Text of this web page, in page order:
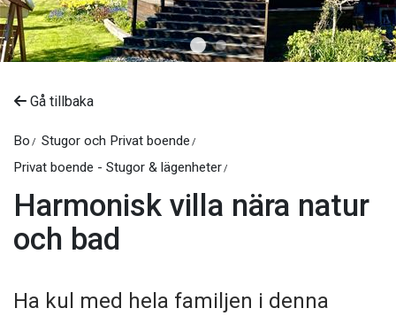
Gå tillbaka
Bo
Stugor och Privat boende
Privat boende - Stugor & lägenheter
Harmonisk villa nära natur
och bad
Ha kul med hela familjen i denna